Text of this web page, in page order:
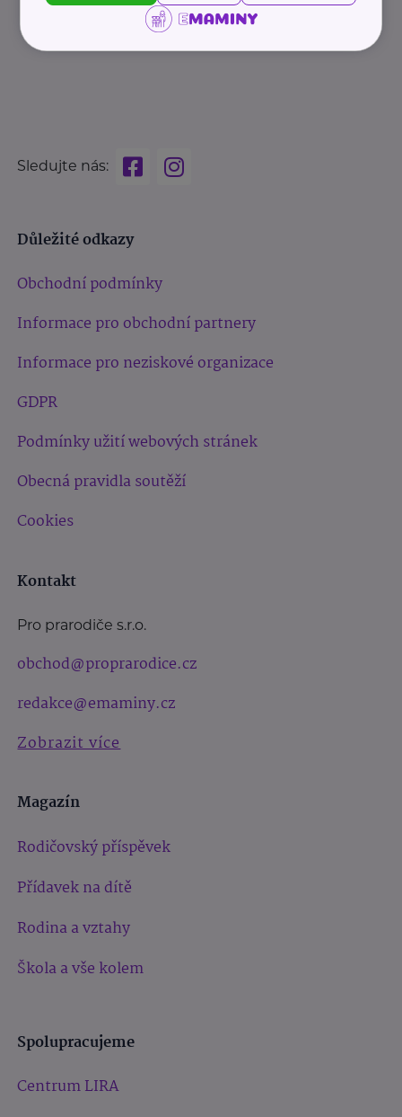
Sledujte nás:
Důležité odkazy
Obchodní podmínky
Informace pro obchodní partnery
Informace pro neziskové organizace
GDPR
Podmínky užití webových stránek
Obecná pravidla soutěží
Cookies
Kontakt
Pro prarodiče s.r.o.
obchod@proprarodice.cz
redakce@emaminy.cz
Zobrazit více
Magazín
Rodičovský příspěvek
Přídavek na dítě
Rodina a vztahy
Škola a vše kolem
Spolupracujeme
Centrum LIRA